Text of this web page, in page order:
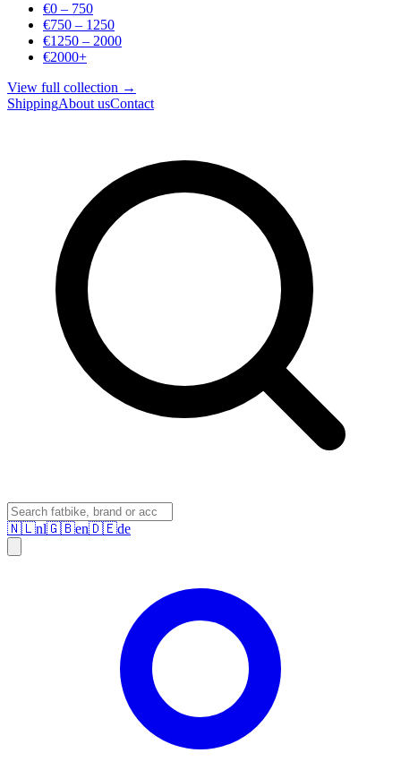
€0 – 750
€750 – 1250
€1250 – 2000
€2000+
View full collection →
ShippingAbout usContact
🇳🇱nl🇬🇧en🇩🇪de